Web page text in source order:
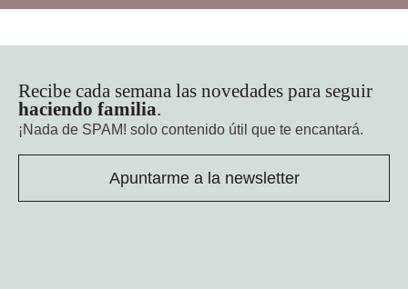
Recibe cada semana las novedades para seguir
haciendo familia.
¡Nada de SPAM! solo contenido útil que te encantará.
Apuntarme a la newsletter